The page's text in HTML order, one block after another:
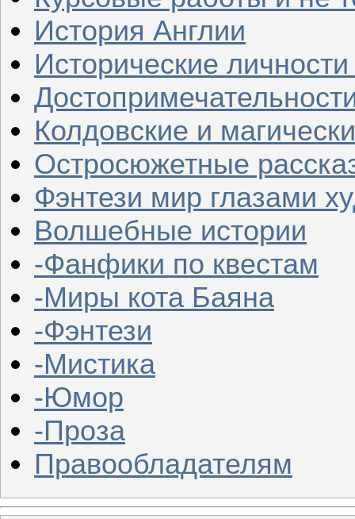
История Англии
Исторические
Колдовские и
Остросюжетные
Фэнтези мир глазами
Волшебные истории
-Фанфики по квестам
-Миры кота Баяна
-Фэнтези
-Мистика
-Юмор
-Проза
Правообладателям